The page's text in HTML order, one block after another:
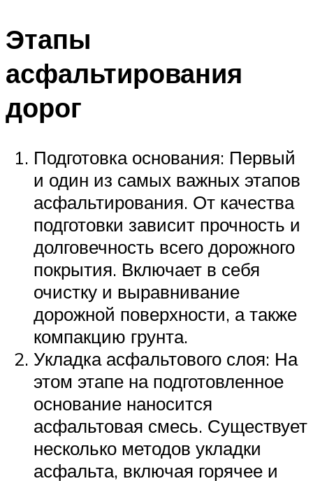
Этапы
асфальтирования
дорог
Подготовка основания: Первый
и один из самых важных этапов
асфальтирования. От качества
подготовки зависит прочность и
долговечность всего дорожного
покрытия. Включает в себя
очистку и выравнивание
дорожной поверхности, а также
компакцию грунта.
Укладка асфальтового слоя: На
этом этапе на подготовленное
основание наносится
асфальтовая смесь. Существует
несколько методов укладки
асфальта, включая горячее и